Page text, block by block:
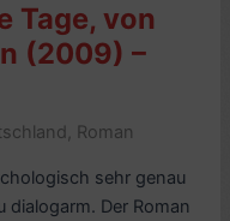
Tage, von
(2009) –
, Roman
sehr genau
dialogarm. Der Roman